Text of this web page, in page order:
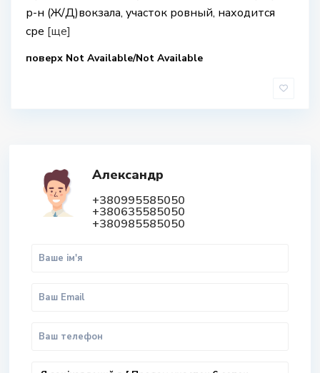
р-н (Ж/Д)вокзала, участок ровный, находится
сре [ще]
поверх Not Available/Not Available
Александр
+380995585050
+380635585050
+380985585050